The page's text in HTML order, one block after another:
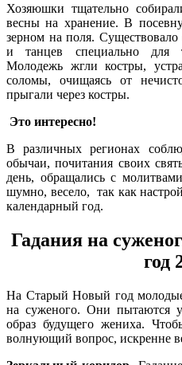
Хозяюшки тщательно
весны на хранение. В
зерном на поля.
и танцев специально для
Молодежь жгли костры,
соломы, очищаясь от
прыгали через костры.
Это интересно!
В различных регионах
обычаи, почитания своих
день, обращались с
шумно, весело, так как
календарный год.
Гадания на
год
На Старый Новый год
на суженого. Они пытаются
образ будущего жениха.
волнующий вопрос, искренне